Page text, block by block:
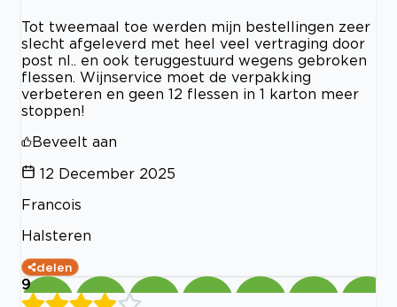
Tot tweemaal toe werden mijn bestellingen zeer
slecht afgeleverd met heel veel vertraging door
post nl.. en ook teruggestuurd wegens gebroken
flessen. Wijnservice moet de verpakking
verbeteren en geen 12 flessen in 1 karton meer
stoppen!
Beveelt aan
12 December 2025
Francois
Halsteren
delen
9